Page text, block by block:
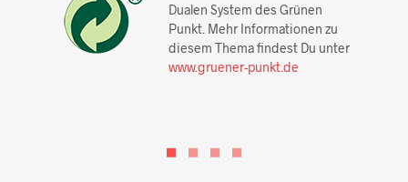
Dualen System des Grünen
Punkt. Mehr Informationen zu
diesem Thema findest Du unter
www.gruener-punkt.de